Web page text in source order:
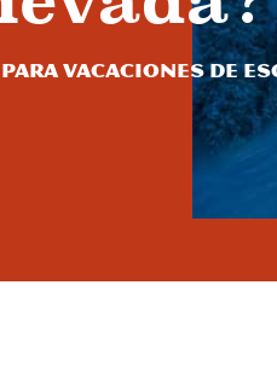
vacaciones de